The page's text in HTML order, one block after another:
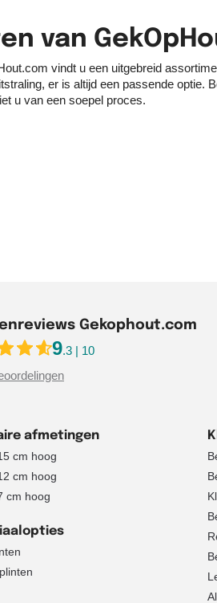
van
vindt u een uitgebreid
er is altijd een passende optie.
u van een soepel proces.
Gekophout.com
9.3 | 10
afmetingen
cm hoog
cm hoog
cm hoog